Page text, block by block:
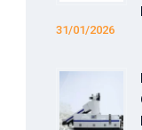
31/01/2026